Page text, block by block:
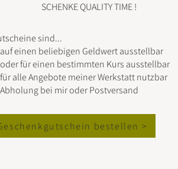
SCHENKE QUALITY TIME !
sind...
einen beliebigen Geldwert ausstellbar
für einen bestimmten Kurs ausstellbar
alle Angebote meiner Werkstatt nutzbar
bei mir oder Postversand
bestellen >